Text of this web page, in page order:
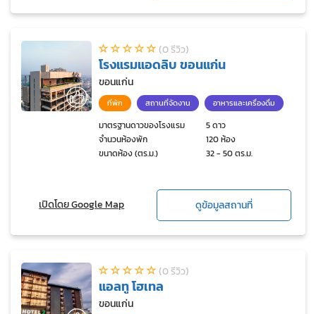
(0 รีวิว)
โรงแรมแอดลิบ ขอนแก่น
ขอนแก่น
ที่พัก สถานที่จัดงาน อาหารและเครื่องดื่ม
มาตรฐานดาวของโรงแรม
5 ดาว
จำนวนห้องพัก
120 ห้อง
ขนาดห้อง (ตร.ม.)
32 - 50 ตร.ม.
เปิดโดย Google Map ดูข้อมูลสถานที่
(0 รีวิว)
แอลทู โฮเทล
ขอนแก่น